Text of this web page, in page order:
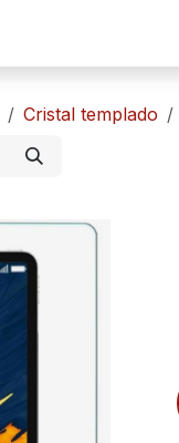
Cristal templado